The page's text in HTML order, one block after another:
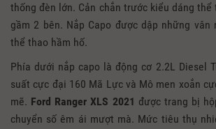
thống đèn lớn. Cản chắn trước kiểu dáng
gầm 2 bên. Nắp Capo được dập những vân
thể thao hầm hố.
Phía dưới nắp capo là động cơ 2.2L Diesel
suất cực đại 160 Mã Lực và Mô men xoắn
mẽ. Ford Ranger XLS 2021 được trang bị
chuyển số êm ái mượt mà. Mức tiêu thụ